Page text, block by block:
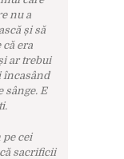
nu a
și să
că era
ar trebui
încasând
sânge. E
cei
sacrificii